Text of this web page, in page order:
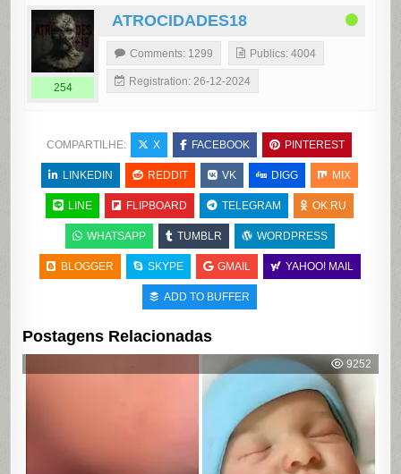
ATROCIDADES18
254
Comments: 1299 Publics: 4004
Registration: 26-12-2024
COMPARTILHE: X FACEBOOK PINTEREST
LINKEDIN REDDIT VK DIGG MIX
LINE FLIPBOARD TELEGRAM OK.RU
WHATSAPP TUMBLR WORDPRESS
BLOGGER SKYPE GMAIL YAHOO! MAIL
ADD TO BUFFER
Postagens Relacionadas
9252